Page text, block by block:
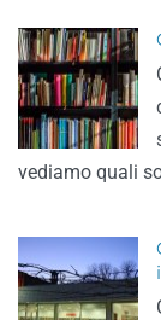
vediamo quali